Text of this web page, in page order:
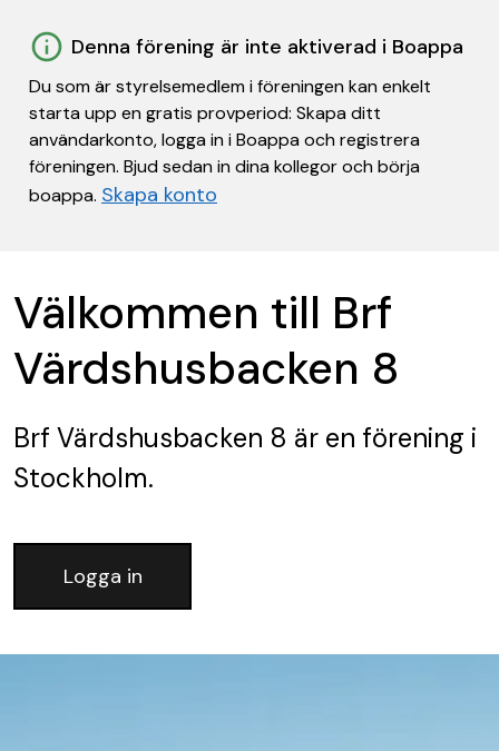
Denna förening är inte aktiverad i Boappa
Du som är styrelsemedlem i föreningen kan enkelt
starta upp en gratis provperiod: Skapa ditt
användarkonto, logga in i Boappa och registrera
föreningen. Bjud sedan in dina kollegor och börja
boappa. Skapa konto
Välkommen till Brf
Värdshusbacken 8
Brf Värdshusbacken 8 är en förening i
Stockholm.
Logga in